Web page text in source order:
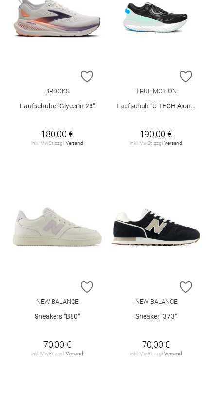
ZUR WUNSCHLISTE HINZUFÜGEN
BROOKS
Laufschuhe "Glycerin 23"
180,00 €
inkl. MwSt. zzgl. Versand
ZUR
TRUE MOTION
Laufschuh "U-TECH Aion 4 W"
190,00 €
inkl. MwSt. zzgl. Versand
ZUR WUNSCHLISTE HINZUFÜGEN
NEW BALANCE
Sneakers "B80"
70,00 €
inkl. MwSt. zzgl. Versand
ZUR
NEW BALANCE
Sneaker "373"
70,00 €
inkl. MwSt. zzgl. Versand